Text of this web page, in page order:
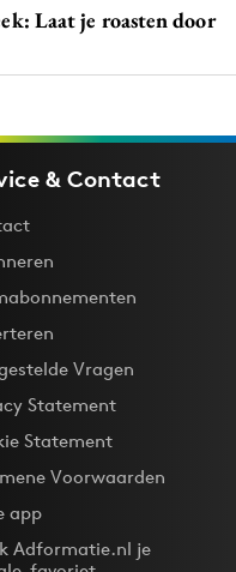
Laat je roasten door
& Contact
Vragen
Statement
Statement
Voorwaarden
app
Adformatie.nl je